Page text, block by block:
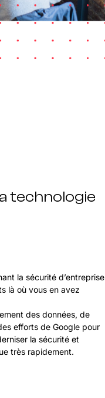
technologie
la sécurité d’entreprise
là où vous en avez
des données, de
efforts de Google pour
la sécurité et
très rapidement.